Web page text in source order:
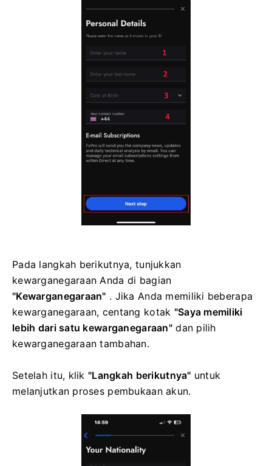
Pada langkah berikutnya, tunjukkan
kewarganegaraan Anda di bagian
"Kewarganegaraan" . Jika Anda memiliki beberapa
kewarganegaraan, centang kotak "Saya memiliki
lebih dari satu kewarganegaraan"dan pilih
kewarganegaraan tambahan.
Setelah itu, klik "Langkah berikutnya" untuk
melanjutkan proses pembukaan akun.